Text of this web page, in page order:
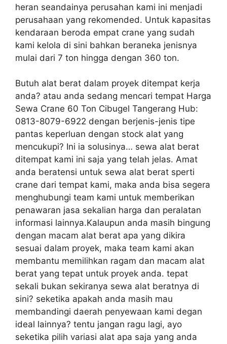
heran seandainya perusahan kami ini menjadi
perusahaan yang rekomended. Untuk kapasitas
kendaraan beroda empat crane yang sudah
kami kelola di sini bahkan beraneka jenisnya
mulai dari 7 ton hingga dengan 360 ton.
Butuh alat berat dalam proyek ditempat kerja
anda? atau anda sedang mencari tempat Harga
Sewa Crane 60 Ton Cibugel Tangerang Hub:
0813-8079-6922 dengan berjenis-jenis tipe
pantas keperluan dengan stock alat yang
mencukupi? Ini ia solusinya… sewa alat berat
ditempat kami ini saja yang telah jelas. Amat
anda beratensi untuk sewa alat berat sperti
crane dari tempat kami, maka anda bisa segera
menghubungi team kami untuk memberikan
penawaran jasa sekalian harga dan peralatan
informasi lainnya.Kalaupun anda masih bingung
dengan macam alat berat apa yang dikira
sesuai dalam proyek, maka team kami akan
membantu memilihkan ragam dan macam alat
berat yang tepat untuk proyek anda. tepat
sekali bukan sekiranya sewa alat beratnya di
sini? seketika apakah anda masih mau
membandingi daerah penyewaan kami degan
ideal lainnya? tentu jangan ragu lagi, ayo
seketika pilih variasi alat apa saja yang anda